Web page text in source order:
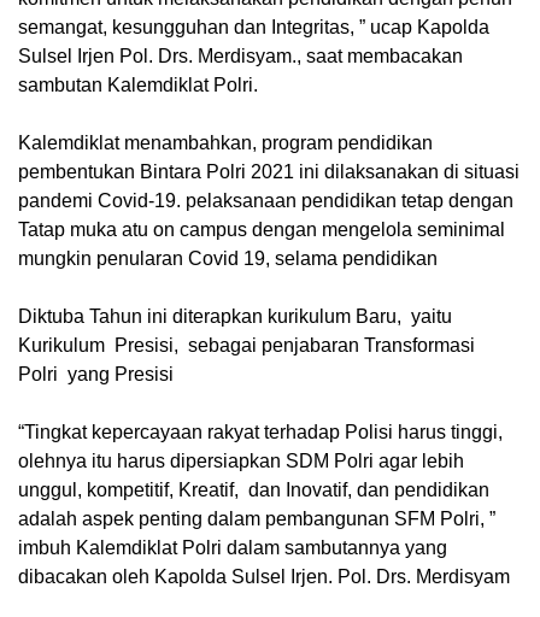
semangat, kesungguhan dan Integritas, ” ucap Kapolda
Sulsel Irjen Pol. Drs. Merdisyam., saat membacakan
sambutan Kalemdiklat Polri.
Kalemdiklat menambahkan, program pendidikan
pembentukan Bintara Polri 2021 ini dilaksanakan di situasi
pandemi Covid-19. pelaksanaan pendidikan tetap dengan
Tatap muka atu on campus dengan mengelola seminimal
mungkin penularan Covid 19, selama pendidikan
Diktuba Tahun ini diterapkan kurikulum Baru, yaitu
Kurikulum Presisi, sebagai penjabaran Transformasi
Polri yang Presisi
“Tingkat kepercayaan rakyat terhadap Polisi harus tinggi,
olehnya itu harus dipersiapkan SDM Polri agar lebih
unggul, kompetitif, Kreatif, dan Inovatif, dan pendidikan
adalah aspek penting dalam pembangunan SFM Polri, ”
imbuh Kalemdiklat Polri dalam sambutannya yang
dibacakan oleh Kapolda Sulsel Irjen. Pol. Drs. Merdisyam